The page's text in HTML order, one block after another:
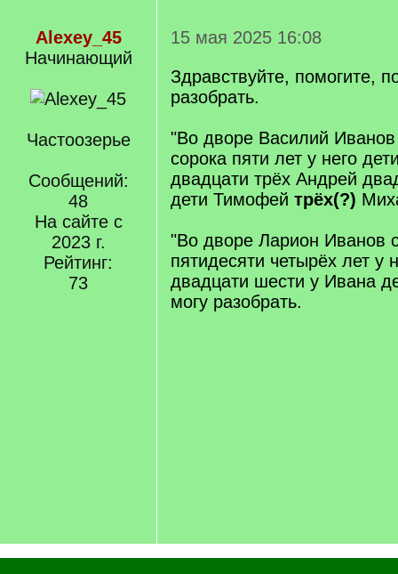
Alexey_45
Начинающий
Частоозерье
Сообщений:
48
На сайте с
2023 г.
Рейтинг:
73
15 мая 2025 16:08
Здравствуйте, помогите,
разобрать.
"Во дворе Василий
сорока пяти лет у него
двадцати трёх Андрей
дети Тимофей трёх(?)
"Во дворе Ларион Иванов
пятидесяти четырёх лет у
двадцати шести у Ивана
могу разобрать.